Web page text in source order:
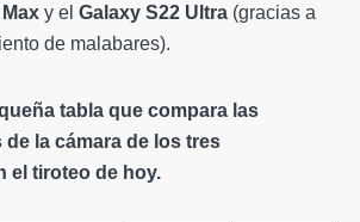
y el Galaxy S22 Ultra (gracias a
de malabares).
tabla que compara las
la cámara de los tres
el tiroteo de hoy.